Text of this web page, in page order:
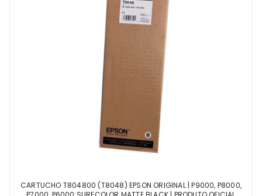
CARTUCHO T804800 (T8048) EPSON ORIGINAL | P9000, P8000,